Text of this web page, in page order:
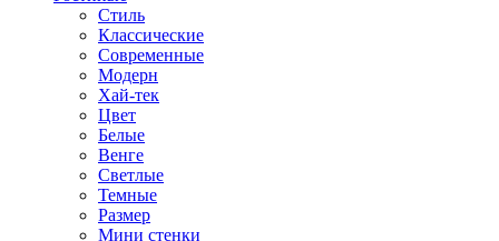
Стиль
Классические
Современные
Модерн
Хай-тек
Цвет
Белые
Венге
Светлые
Темные
Размер
Мини стенки